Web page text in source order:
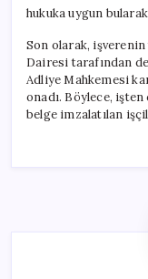
hukuka uygun
Son olarak,
Dairesi tarafından
Adliye Mahkemesi
onadı. Böylece, işten
belge imzalatılan